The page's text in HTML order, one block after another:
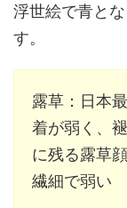
浮世絵で青と
す。
露草：日本
着が弱く、
に残る露草
繊細で弱い